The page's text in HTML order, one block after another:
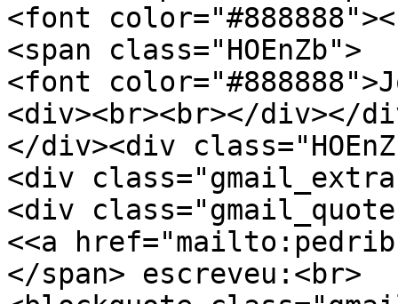
<font
<span class="HOEnZb">
<font
<div><br><br></div></
</div><div
<div
<div
<<a
</span> escreveu:<br>